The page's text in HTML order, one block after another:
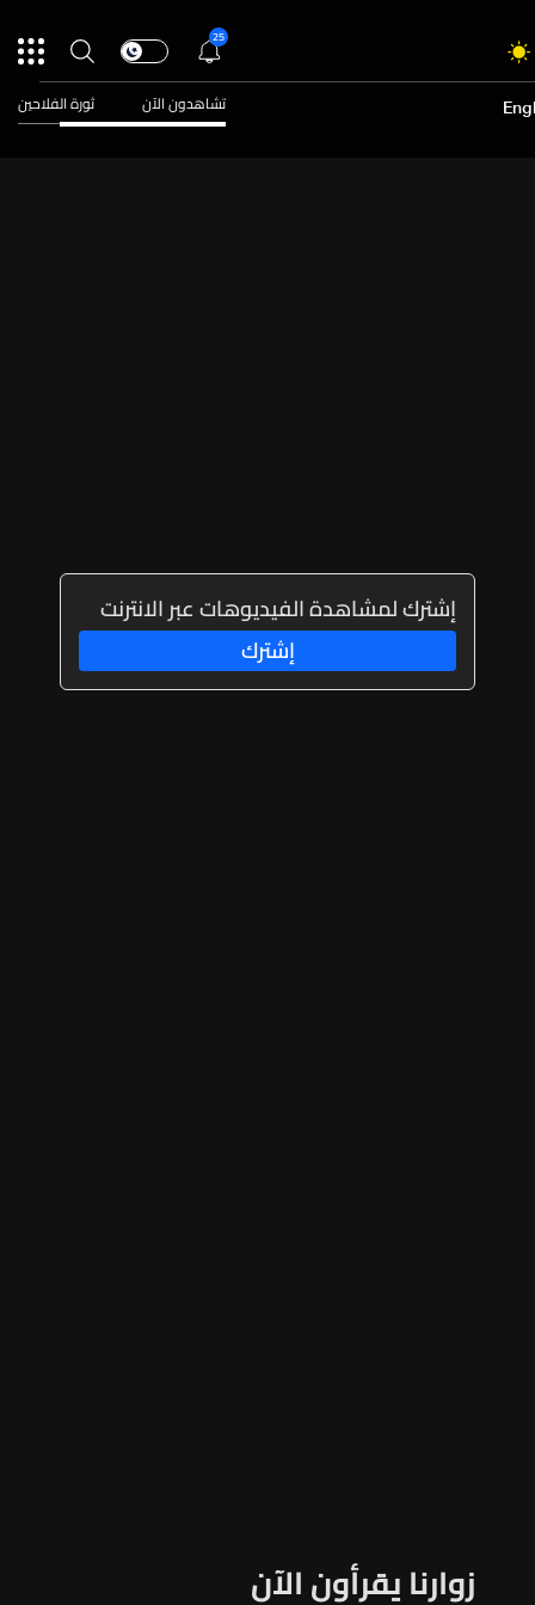
25
تشاهدون الآن ثورة الفلاحين
إشترك لمشاهدة الفيديوهات عبر الانترنت
إشترك
زوارنا يقرأون الآن